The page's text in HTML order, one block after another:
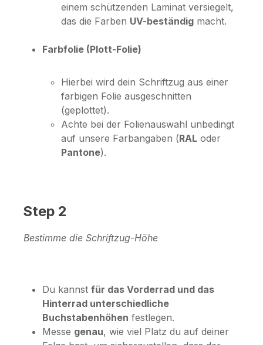
einem schützenden Laminat versiegelt,
das die Farben UV-beständig macht.
Farbfolie (Plott-Folie)
Hierbei wird dein Schriftzug aus einer
farbigen Folie ausgeschnitten
(geplottet).
Achte bei der Folienauswahl unbedingt
auf unsere Farbangaben (RAL oder
Pantone).
Step 2
Bestimme die Schriftzug-Höhe
Du kannst für das Vorderrad und das
Hinterrad unterschiedliche
Buchstabenhöhen festlegen.
Messe genau, wie viel Platz du auf deiner